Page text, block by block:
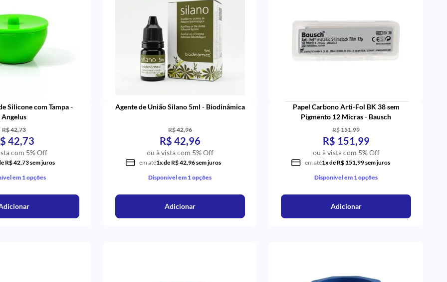
Silicone com Tampa -
Angelus
R$ 42,73
42,73
com 5% Off
R$ 42,73 sem juros
em 1 opções
Agente de União Silano 5ml - Biodinâmica
R$ 42,96
R$ 42,96
ou à vista com 5% Off
em até1x de R$ 42,96 sem juros
Disponível em 1 opções
Adicionar
Papel Carbono Arti-Fol BK 38 sem
Pigmento 12 Micras - Bausch
R$ 151,99
R$ 151,99
ou à vista com 5% Off
em até1x de R$ 151,99 sem juros
Disponível em 1 opções
Adicionar